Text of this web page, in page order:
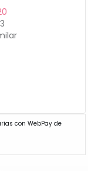
con WebPay de